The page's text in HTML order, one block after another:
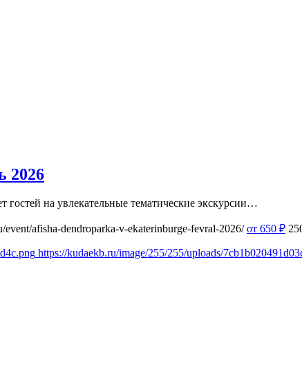
2026
на увлекательные тематические экскурсии…
event/afisha-dendroparka-v-ekaterinburge-fevral-2026/ от 650 ₽
https://kudaekb.ru/image/255/255/uploads/